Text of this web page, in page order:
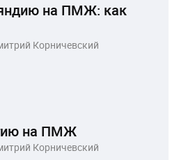
на ПМЖ: как
Корничевский
на ПМЖ
Корничевский